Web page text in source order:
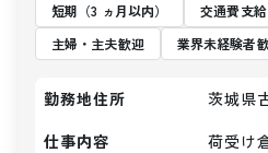
短期（3 ヵ月以内） 交通費支給
主婦・主夫歓迎
業界未経験者
勤務地住所
茨城県
仕事内容
荷受け